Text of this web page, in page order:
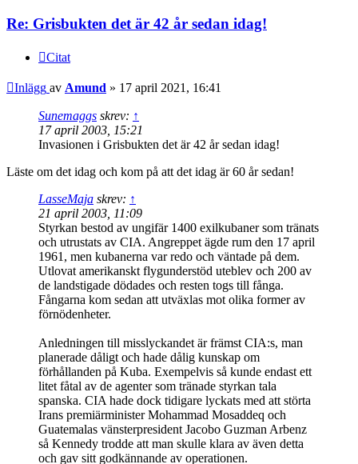
Re: Grisbukten det är 42 år sedan idag!
Citat
Inlägg av Amund » 17 april 2021, 16:41
Sunemaggs skrev: ↑
17 april 2003, 15:21
Invasionen i Grisbukten det är 42 år sedan idag!
Läste om det idag och kom på att det idag är 60 år sedan!
LasseMaja skrev: ↑
21 april 2003, 11:09
Styrkan bestod av ungifär 1400 exilkubaner som tränats
och utrustats av CIA. Angreppet ägde rum den 17 april
1961, men kubanerna var redo och väntade på dem.
Utlovat amerikanskt flygunderstöd uteblev och 200 av
de landstigade dödades och resten togs till fånga.
Fångarna kom sedan att utväxlas mot olika former av
förnödenheter.
Anledningen till misslyckandet är främst CIA:s, man
planerade dåligt och hade dålig kunskap om
förhållanden på Kuba. Exempelvis så kunde endast ett
litet fåtal av de agenter som tränade styrkan tala
spanska. CIA hade dock tidigare lyckats med att störta
Irans premiärminister Mohammad Mosaddeq och
Guatemalas vänsterpresident Jacobo Guzman Arbenz
så Kennedy trodde att man skulle klara av även detta
och gav sitt godkännande av operationen.